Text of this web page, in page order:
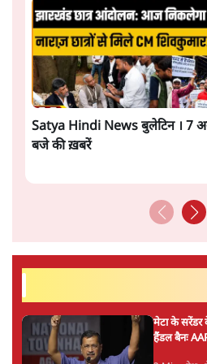
सत्य हिन्दी ऐपडाउनलोडकरें
अगली खबर लोड